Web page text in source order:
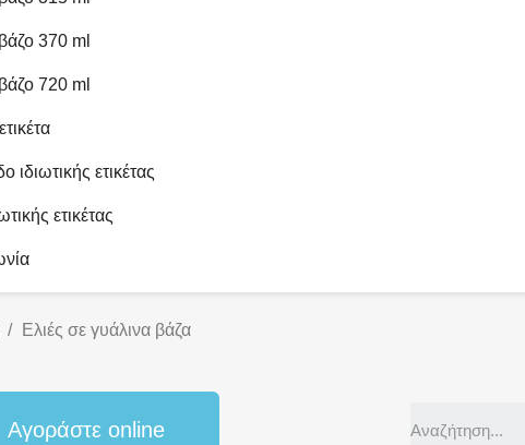
370 ml
720 ml
ιδιωτικής ετικέτας
ετικέτας
Ελιές σε γυάλινα βάζα
Αγοράστε online